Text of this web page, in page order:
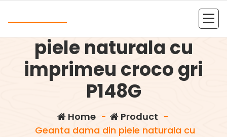
Geanta dama din
piele naturala cu
imprimeu croco gri
P148G
Home- Product -
Geanta dama din piele naturala cu